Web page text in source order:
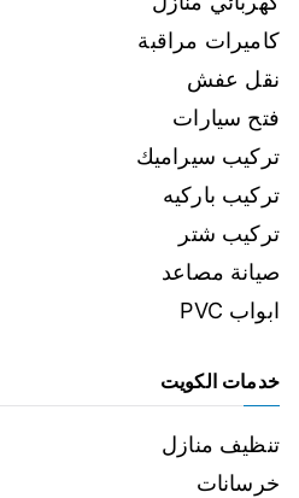
كاميرات مراقبة
نقل عفش
فتح سيارات
تركيب سيراميك
تركيب باركيه
تركيب شتر
صيانة مصاعد
ابواب PVC
خدمات الكويت
تنظيف منازل
خرسانات